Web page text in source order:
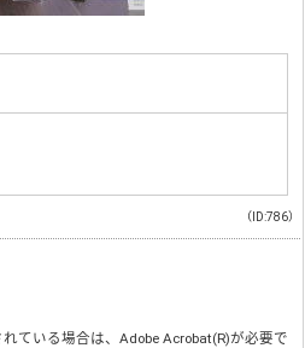
（ID:786）
れている場合は、Adobe Acrobat(R)が必要で